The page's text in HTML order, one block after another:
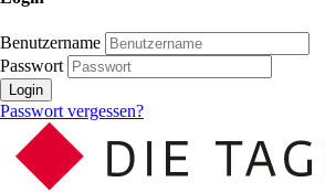
Benutzername
Passwort
Login
Passwort vergessen?